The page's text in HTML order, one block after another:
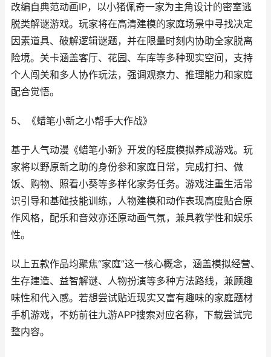
改编自典范动画IP，以小猪佩奇一家为主角设计的密室逃
脱类解谜游戏。玩家将在高清建模的家庭场景中寻找决定
因素道具、破解逻辑谜题，并在限量时刻内协助全家脱离
险境。关卡涵盖客厅、花园、车库等多种现实空间，支持
个人闯关和多人协作玩法，强调观察力、推理能力和家庭
配合觉悟。
5、《蜡笔小新之小帮手大作战》
基于人气动漫《蜡笔小新》开发的轻度模拟养成游戏。玩
家将以野原新之助的身份参和家庭日常，完成打扫、做
饭、购物、照看小葵等多样化家务任务。游戏注重生活常
识引导和基础技能训练，人物建模和动作表现高度贴合原
作风格，配乐和音效亦还原动画气氛，兼具教学性和娱乐
性。
以上五款作品均聚焦“家庭”这一核心概念，涵盖模拟经营、
生存建造、益智解谜、人物扮演等多种方法路线，兼顾趣
味性和代入感。若想尝试贴近现实又富有趣味的家庭题材
手机游戏，不妨前往九游APP搜索对应名称，下载尝试完
整内容。